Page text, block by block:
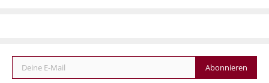
Deine E-Mail
Abonnieren